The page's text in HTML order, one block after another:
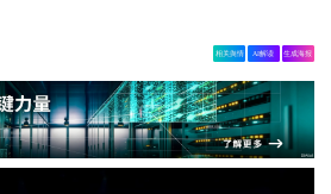
相关舆情 AI解读 生成海报